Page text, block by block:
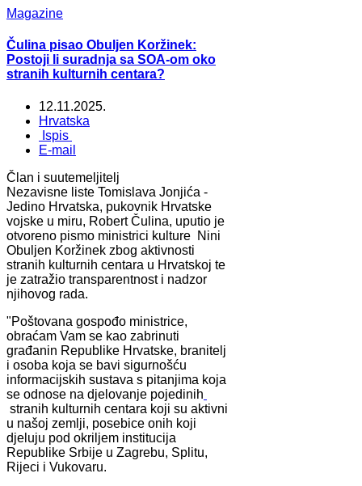
Magazine
Čulina pisao Obuljen Koržinek:
Postoji li suradnja sa SOA-om oko
stranih kulturnih centara?
12.11.2025.
Hrvatska
Ispis
E-mail
Član i suutemeljitelj
Nezavisne liste Tomislava Jonjića -
Jedino Hrvatska, pukovnik Hrvatske
vojske u miru, Robert Čulina, uputio je
otvoreno pismo ministrici kulture Nini
Obuljen Koržinek zbog aktivnosti
stranih kulturnih centara u Hrvatskoj te
je zatražio transparentnost i nadzor
njihovog rada.
"Poštovana gospođo ministrice,
obraćam Vam se kao zabrinuti
građanin Republike Hrvatske, branitelj
i osoba koja se bavi sigurnošću
informacijskih sustava s pitanjima koja
se odnose na djelovanje pojedinih
stranih kulturnih centara koji su aktivni
u našoj zemlji, posebice onih koji
djeluju pod okriljem institucija
Republike Srbije u Zagrebu, Splitu,
Rijeci i Vukovaru.